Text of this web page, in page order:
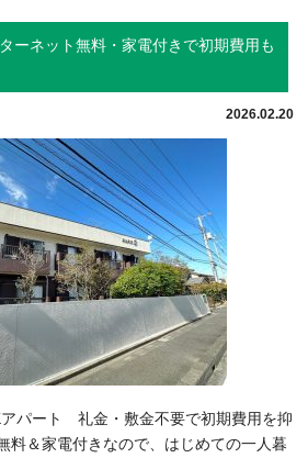
ーネット無料・家電付きで初期費用も
2026.02.20
パート 礼金・敷金不要で初期費用を抑
料＆家電付きなので、はじめての一人暮